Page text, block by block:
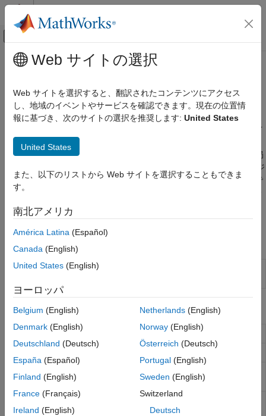
コンテンツへスキップ
オフキャンバス ナビゲーション メ
ドキュメンテーションのホーム
5G Toolbox
5G Toolbox 入門
ダウンリンク チャネル
アップリンク チャネル
物理レイヤーのサブコンポーネント
リンクレベル シミュレーション
テストと計測
5G NR 向け AI
6G Exploration Library
コード生成と展開
メインコンテンツ
リンクレベル シミュレーション
伝搬チャネルとパス損失の構成を使った 5G NR リンクレベル
BLER シミュレーション
5G Toolbox™ System object を使用して、異なる遅延プロファイ
ルをもつフェージング チャネルや高速列車 (HST) 伝播チャネル
などの多入力多出力 (MIMO) チャネルをモデル化します。基地局
(BS) とユーザー端末 (UE) との間のパス損失とシャドウ フェージ
ングをモデル化することもできます。このページで紹介する例で
は、TDL と CDL のチャネル モデルを使ったさまざまなリンクレ
ベルのブロック エラー レート (BLER) シミュレーションについ
て説明します。
アプリ
無線チャネル デザイ
関数
nrCDLChannel CDL MIMO チャネルのモデル化
nrHSTChannel
nrPathLossConfig
Web サイトの選択
Web サイトを選択すると、翻訳されたコンテンツにアクセス
し、地域のイベントやサービスを確認できます。現在の位置情
報に基づき、次のサイトの選択を推奨します: United States
United States
また、以下のリストから Web サイトを選択することもできま
す。
南北アメリカ
América Latina (Español)
Canada (English)
United States (English)
ヨーロッパ
Belgium (English)
Denmark (English)
Deutschland (Deutsch)
España (Español)
Finland (English)
France (Français)
Ireland (English)
Netherlands(English)
Norway(English)
Österreich (Deutsch)
Portugal(English)
Sweden (English)
Switzerland
Deutsch